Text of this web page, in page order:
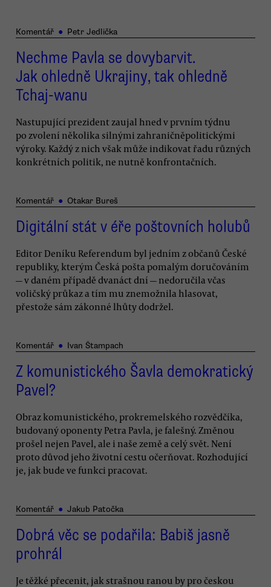
Komentář ● Petr Jedlička
Nechme Pavla se dovybarvit.
Jak ohledně Ukrajiny, tak ohledně
Tchaj-wanu
Nastupující prezident zaujal hned v prvním týdnu
po zvolení několika silnými zahraničněpolitickými
výroky. Každý z nich však může indikovat řadu různých
konkrétních politik, ne nutně konfrontačních.
Komentář ● Otakar Bureš
Digitální stát v éře poštovních holubů
Editor Deníku Referendum byl jedním z občanů České
republiky, kterým Česká pošta pomalým doručováním
— v daném případě dvanáct dní — nedoručila včas
voličský průkaz a tím mu znemožnila hlasovat,
přestože sám zákonné lhůty dodržel.
Komentář ● Ivan Štampach
Z komunistického Šavla demokratický
Pavel?
Obraz komunistického, prokremelského rozvědčíka,
budovaný oponenty Petra Pavla, je falešný. Změnou
prošel nejen Pavel, ale i naše země a celý svět. Není
proto důvod jeho životní cestu očerňovat. Rozhodující
je, jak bude ve funkci pracovat.
Komentář ● Jakub Patočka
Dobrá věc se podařila: Babiš jasně
prohrál
Je těžké přecenit, jak strašnou ranou by pro českou